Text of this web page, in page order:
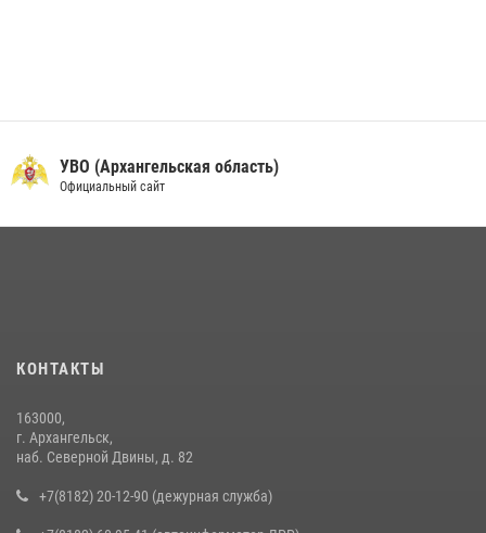
УВО (Архангельская область)
Официальный сайт
КОНТАКТЫ
163000,
г. Архангельск,
наб. Северной Двины, д. 82
+7(8182) 20-12-90 (дежурная служба)